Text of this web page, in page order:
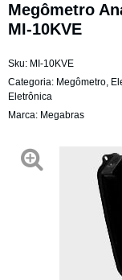
Megômetro
MI-10KVE
Sku: MI-10KVE
Categoria: Megômetro,
Eletrônica
Marca: Megabras